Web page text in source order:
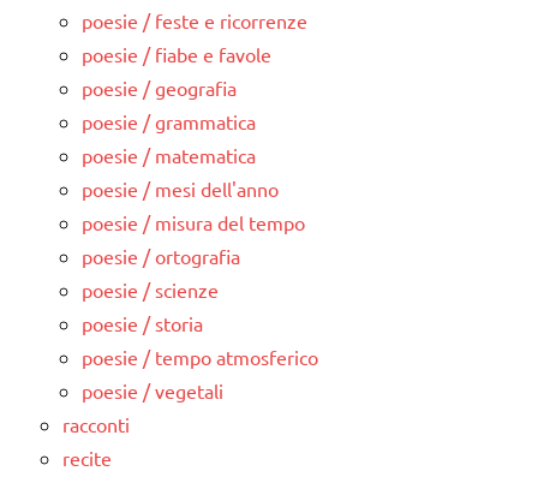
poesie / feste e ricorrenze
poesie / fiabe e favole
poesie / geografia
poesie / grammatica
poesie / matematica
poesie / mesi dell'anno
poesie / misura del tempo
poesie / ortografia
poesie / scienze
poesie / storia
poesie / tempo atmosferico
poesie / vegetali
racconti
recite